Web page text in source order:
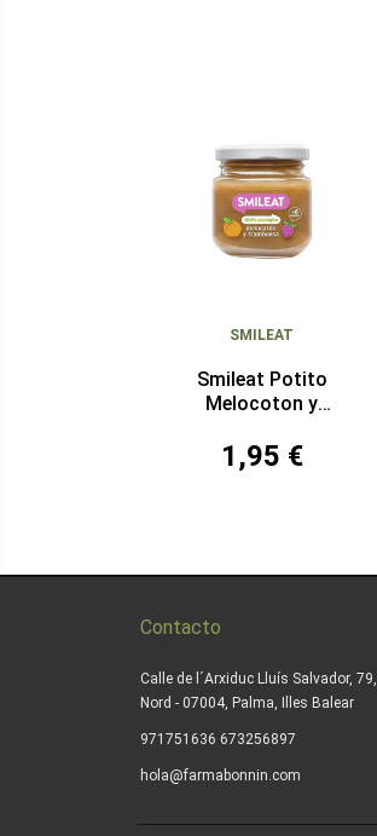
SMILEAT
Smileat Potito
Melocoton y
1,95 €
Contacto
Calle de l´Arxiduc Lluís Salvador, 79,
Nord - 07004, Palma, Illes Balear
971751636 673256897
hola@farmabonnin.com